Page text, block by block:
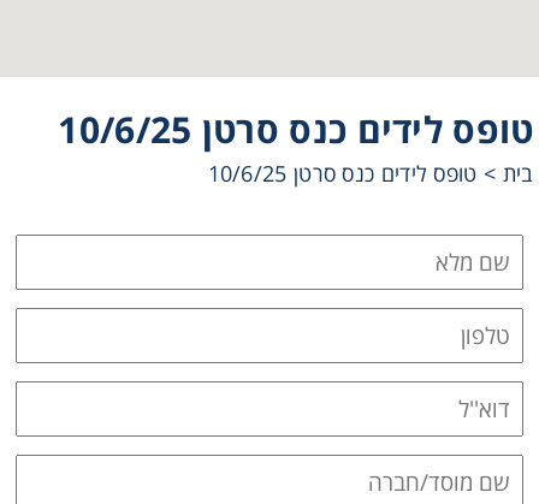
טופס לידים כנס סרטן 10/6/25
בית > טופס לידים כנס סרטן 10/6/25
Cooling
Heating
Microscopy
Pumps
Sample Preparation
Shaking & Stirring